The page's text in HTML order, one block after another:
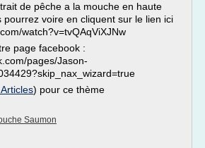
de pêche a la mouche en haute
pourrez voire en cliquent sur le lien ici
watch?v=tvQAqViXJNw
page facebook :
pages/Jason-
) pour ce thème
Saumon